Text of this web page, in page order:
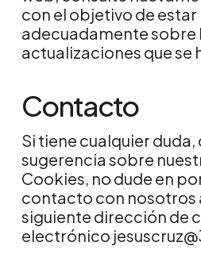
con el objetivo de
adecuadamente sobre
actualizaciones que se
Contacto
Si tiene cualquier
sugerencia sobre
Cookies, no dude en
contacto con nosotros
siguiente dirección de
electrónico